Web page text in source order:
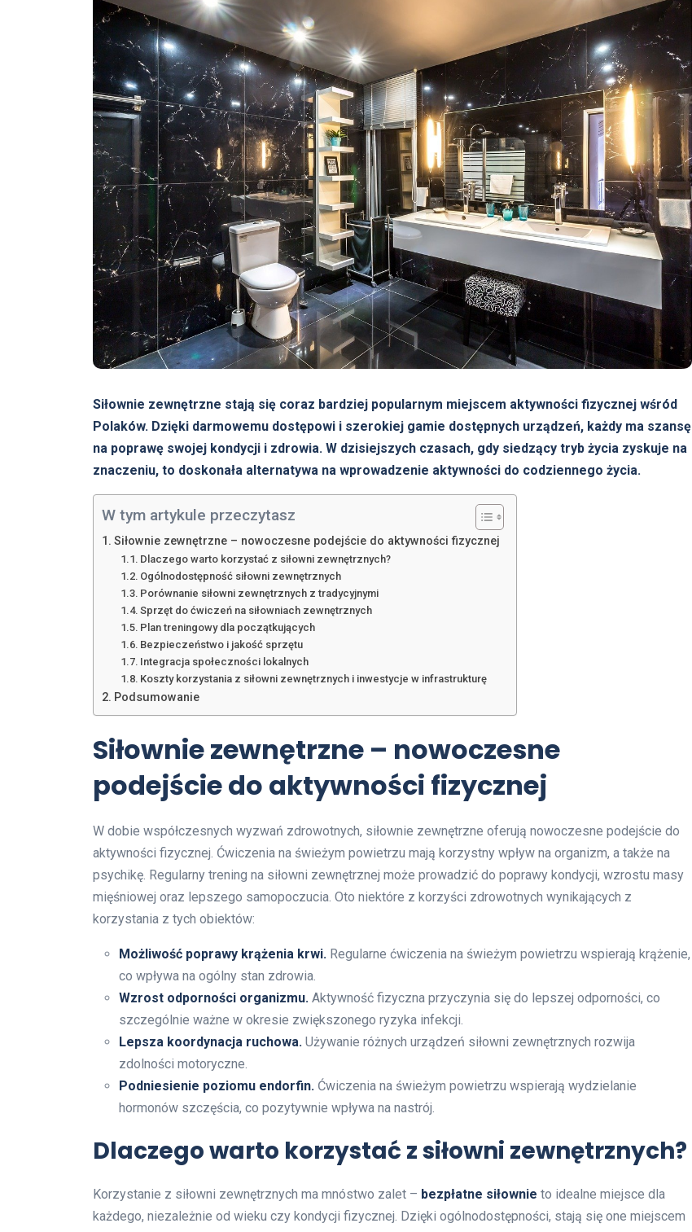
Siłownie zewnętrzne stają się coraz bardziej popularnym miejscem aktywności fizycznej wśród
Polaków. Dzięki darmowemu dostępowi i szerokiej gamie dostępnych urządzeń, każdy ma szansę
na poprawę swojej kondycji i zdrowia. W dzisiejszych czasach, gdy siedzący tryb życia zyskuje na
znaczeniu, to doskonała alternatywa na wprowadzenie aktywności do codziennego życia.
W tym artykule przeczytasz
Siłownie zewnętrzne – nowoczesne podejście do aktywności fizycznej
Dlaczego warto korzystać z siłowni zewnętrznych?
Ogólnodostępność siłowni zewnętrznych
Porównanie siłowni zewnętrznych z tradycyjnymi
Sprzęt do ćwiczeń na siłowniach zewnętrznych
Plan treningowy dla początkujących
Bezpieczeństwo i jakość sprzętu
Integracja społeczności lokalnych
Koszty korzystania z siłowni zewnętrznych i inwestycje w infrastrukturę
Podsumowanie
Siłownie zewnętrzne – nowoczesne
podejście do aktywności fizycznej
W dobie współczesnych wyzwań zdrowotnych, siłownie zewnętrzne oferują nowoczesne podejście do
aktywności fizycznej. Ćwiczenia na świeżym powietrzu mają korzystny wpływ na organizm, a także na
psychikę. Regularny trening na siłowni zewnętrznej może prowadzić do poprawy kondycji, wzrostu masy
mięśniowej oraz lepszego samopoczucia. Oto niektóre z korzyści zdrowotnych wynikających z
korzystania z tych obiektów:
Możliwość poprawy krążenia krwi. Regularne ćwiczenia na świeżym powietrzu wspierają krążenie,
co wpływa na ogólny stan zdrowia.
Wzrost odporności organizmu. Aktywność fizyczna przyczynia się do lepszej odporności, co
szczególnie ważne w okresie zwiększonego ryzyka infekcji.
Lepsza koordynacja ruchowa. Używanie różnych urządzeń siłowni zewnętrznych rozwija
zdolności motoryczne.
Podniesienie poziomu endorfin. Ćwiczenia na świeżym powietrzu wspierają wydzielanie
hormonów szczęścia, co pozytywnie wpływa na nastrój.
Dlaczego warto korzystać z siłowni zewnętrznych?
Korzystanie z siłowni zewnętrznych ma mnóstwo zalet – bezpłatne siłownie to idealne miejsce dla
każdego, niezależnie od wieku czy kondycji fizycznej. Dzięki ogólnodostępności, stają się one miejscem